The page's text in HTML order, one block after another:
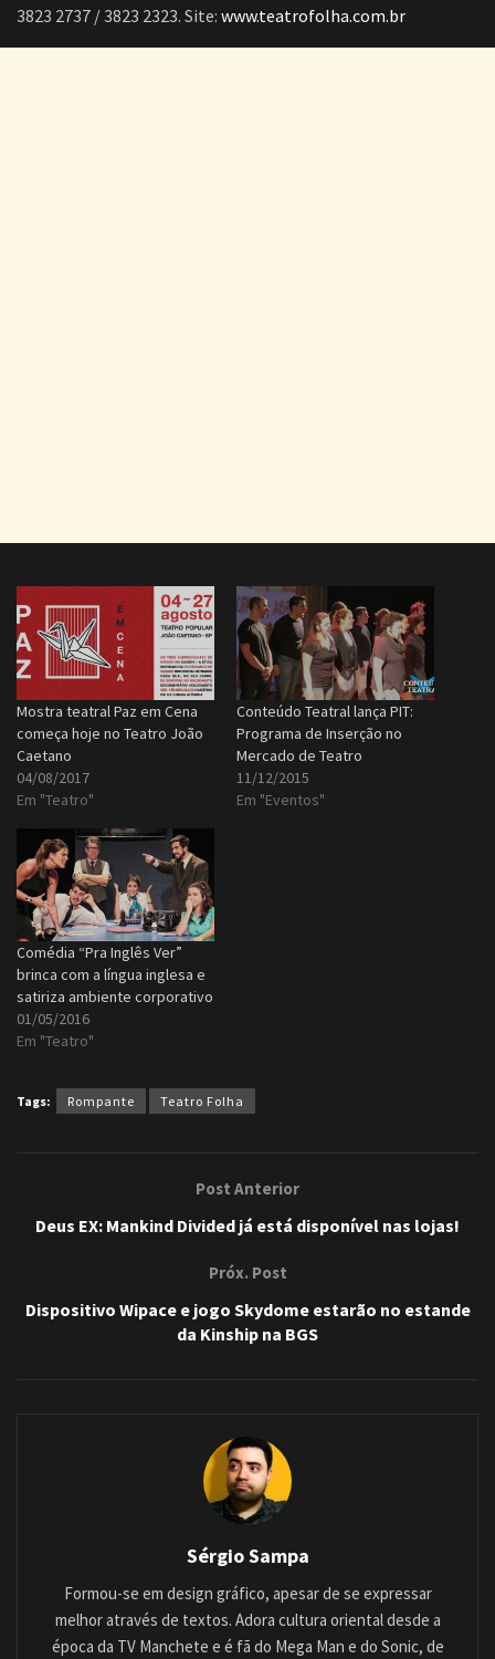
3823 2737 / 3823 2323. Site: www.teatrofolha.com.br
Mostra teatral Paz em Cena
começa hoje no Teatro João
Caetano
04/08/2017
Em "Teatro"
Conteúdo Teatral lança PIT:
Programa de Inserção no
Mercado de Teatro
11/12/2015
Em "Eventos"
Comédia “Pra Inglês Ver”
brinca com a língua inglesa e
satiriza ambiente corporativo
01/05/2016
Em "Teatro"
Tags: Rompante Teatro Folha
Post Anterior
Deus EX: Mankind Divided já está disponível nas lojas!
Próx. Post
Dispositivo Wipace e jogo Skydome estarão no estande
da Kinship na BGS
Sérgio Sampa
Formou-se em design gráfico, apesar de se expressar
melhor através de textos. Adora cultura oriental desde a
época da TV Manchete e é fã do Mega Man e do Sonic, de